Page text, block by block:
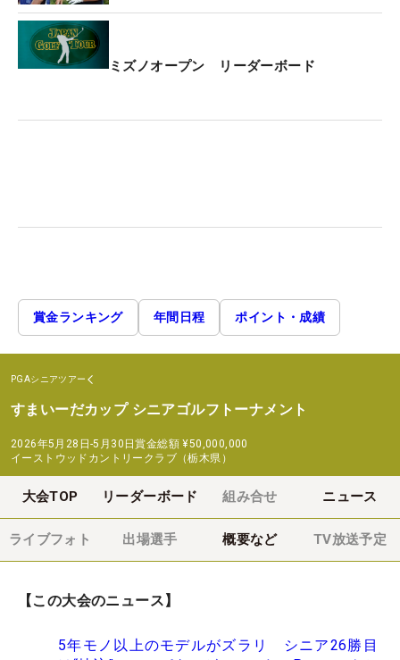
ミズノオープン リーダーボード
賞金ランキング 年間日程 ポイント・成績
PGAシニアツアー
すまいーだカップ シニアゴルフトーナメント
2026年5月28日-5月30日賞金総額 ¥50,000,000
イーストウッドカントリークラブ（栃木県）
大会TOP リーダーボード 組み合せ ニュース
ライブフォト 出場選手 概要など TV放送予定
【この大会のニュース】
5年モノ以上のモデルがズラリ シニア26勝目